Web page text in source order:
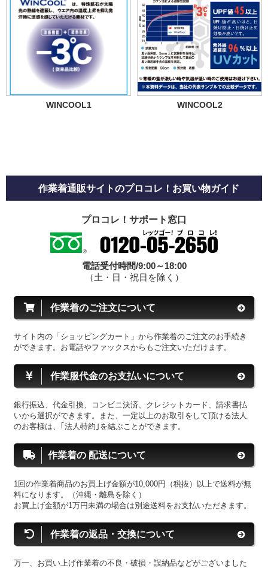
WINCOOL1 WINCOOL2
作業着通販サイトのプロコレ！お買い物ガイド
プロコレ！サポート窓口
電話受付時間/9:00～18:00
（土・日・祝日を除く）
作業着のご注文について
サイト内の「ショッピングカート」から作業着のご注文のお手続き
ができます。お電話やファックスからもご注文いただけます。
作業服代金のお支払いについて
銀行振込、代金引換、コンビニ決済、クレジットカード、請求書払
いから選択ができます。また、一定以上のお取引をして頂ける法人
のお客様は、｢法人特約｣を結ぶことができます。
作業着の 配送について
1回の作業着商品のお買上げ金額が10,000円（税抜）以上で送料が無
料になります。（沖縄・離島を除く）
お買上げ金額が1万円未満の場合は別途送料をお支払いただきます。
作業着の返品・交換について
万一、お買い上げ作業着の不良・破損・誤納品などがございました